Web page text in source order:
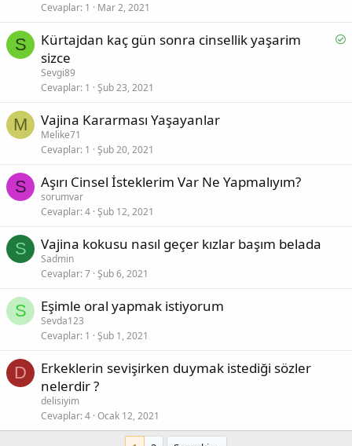
Cevaplar 1 Mar 2, 2021
S
S
Kürtajdan kaç gün sonra cinsellik yaşarim
sizce
Sevgi89
Cevaplar 1 Şub 23, 2021
M Vajina Kararması Yaşayanlar
Melike71
Cevaplar 1 Şub 20, 2021
S Aşırı Cinsel İsteklerim Var Ne Yapmalıyım?
sorumvar
Cevaplar 4 Şub 12, 2021
S Vajina kokusu nasıl geçer kızlar başım belada
Sadmin
Cevaplar 7 Şub 6, 2021
S Eşimle oral yapmak istiyorum
Sevda123
Cevaplar 1 Şub 1, 2021
D
Erkeklerin sevişirken duymak istediği sözler
nelerdir ?
delisiyim
Cevaplar 4 Ocak 12, 2021